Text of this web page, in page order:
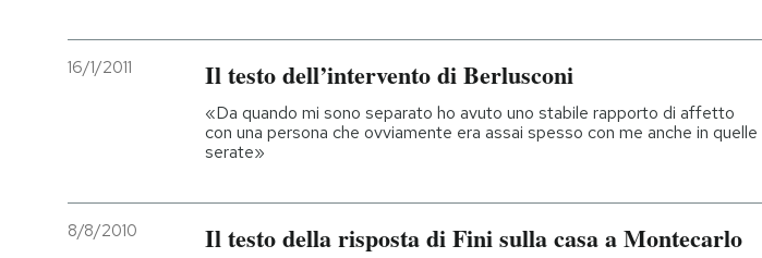
16/1/2011 Il testo dell’intervento di Berlusconi
«Da quando mi sono separato ho avuto uno stabile rapporto di affetto
con una persona che ovviamente era assai spesso con me anche in quelle
serate»
8/8/2010 Il testo della risposta di Fini sulla casa a Montecarlo